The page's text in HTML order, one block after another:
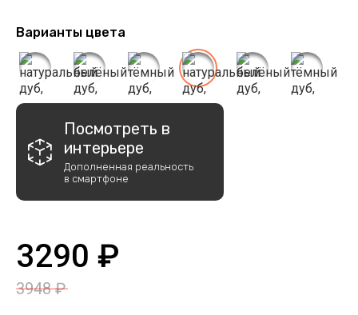
Варианты цвета
Посмотреть в
интерьере
Дополненная реальность
в смартфоне
3290 ₽
3948 ₽